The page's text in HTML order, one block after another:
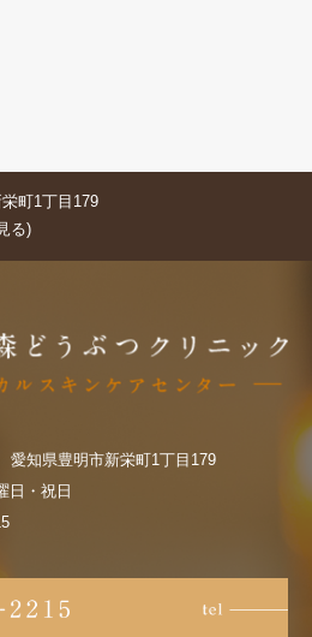
町1丁目179
る)
知県豊明市新栄町1丁目179
日・祝日